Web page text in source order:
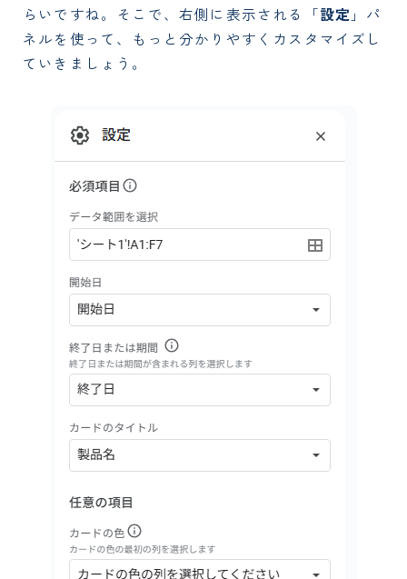
らいですね。そこで、右側に表示される「設定 」パ
ネルを使って、もっと分かりやすくカスタマイズし
ていきましょう。